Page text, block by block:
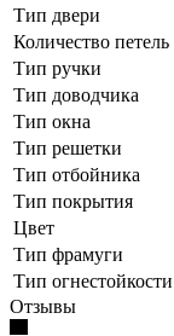
Тип двери
Количество петель
Тип ручки
Тип доводчика
Тип окна
Тип решетки
Тип отбойника
Тип покрытия
Цвет
Тип фрамуги
Тип огнестойкости
Отзывы